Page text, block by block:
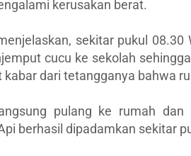
kerusakan berat.
sekitar pukul
cucu ke sekolah
kabar dari tetangganya bahwa
pulang ke rumah
berhasil dipadamkan sekitar